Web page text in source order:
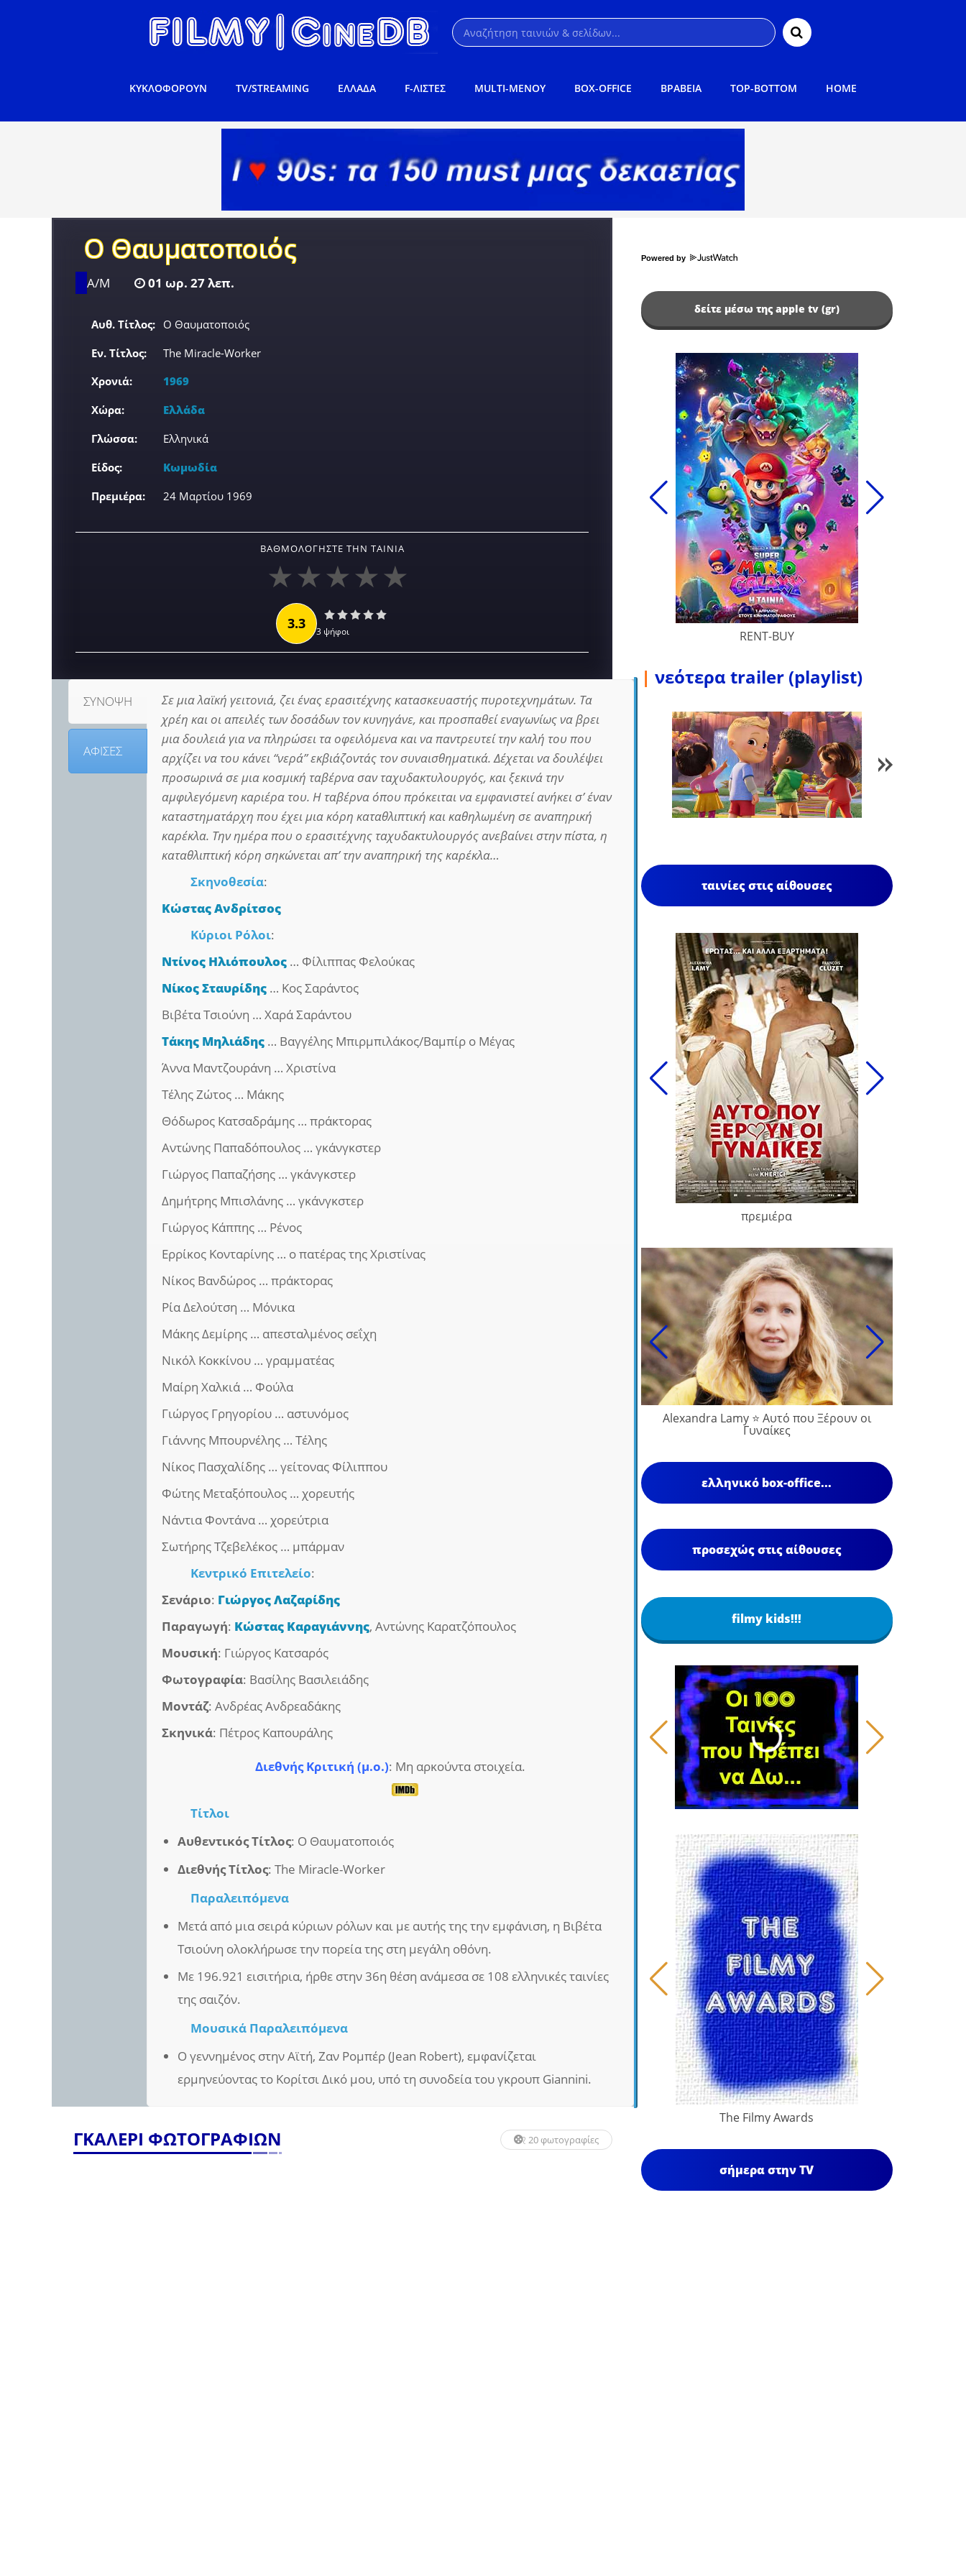
ΚΥΚΛΟΦΟΡΟΥΝ TV/STREAMING ΕΛΛΑΔΑ F-ΛΙΣΤΕΣ MULTI-ΜΕΝΟΥ BOX-OFFICE ΒΡΑΒΕΙΑ TOP-BOTTOM HOME
Ο Θαυματοποιός
Α/Μ 01 ωρ. 27 λεπ.
Αυθ. Τίτλος: Ο Θαυματοποιός
Εν. Τίτλος:
The Miracle-Worker
Χρονιά:
1969
Χώρα:
Ελλάδα
Γλώσσα:
Ελληνικά
Είδος:
Κωμωδία
Πρεμιέρα:
24 Μαρτίου 1969
ΒΑΘΜΟΛΟΓΉΣΤΕ ΤΗΝ ΤΑΙΝΊΑ
3.3 3 ψήφοι
ΣΥΝΟΨΗ
ΑΦΙΣΕΣ
Σε μια λαϊκή γειτονιά, ζει ένας ερασιτέχνης κατασκευαστής πυροτεχνημάτων. Τα
χρέη και οι απειλές των δοσάδων τον κυνηγάνε, και προσπαθεί εναγωνίως να βρει
μια δουλειά για να πληρώσει τα οφειλόμενα και να παντρευτεί την καλή του που
αρχίζει να του κάνει “νερά” εκβιάζοντάς τον συναισθηματικά. Δέχεται να δουλέψει
προσωρινά σε μια κοσμική ταβέρνα σαν ταχυδακτυλουργός, και ξεκινά την
αμφιλεγόμενη καριέρα του. Η ταβέρνα όπου πρόκειται να εμφανιστεί ανήκει σ’ έναν
καταστηματάρχη που έχει μια κόρη καταθλιπτική και καθηλωμένη σε αναπηρική
καρέκλα. Την ημέρα που ο ερασιτέχνης ταχυδακτυλουργός ανεβαίνει στην πίστα, η
καταθλιπτική κόρη σηκώνεται απ’ την αναπηρική της καρέκλα…
Σκηνοθεσία:
Κώστας Ανδρίτσος
Κύριοι Ρόλοι:
Ντίνος Ηλιόπουλος … Φίλιππας Φελούκας
Νίκος Σταυρίδης … Κος Σαράντος
Βιβέτα Τσιούνη … Χαρά Σαράντου
Τάκης Μηλιάδης … Βαγγέλης Μπιρμπιλάκος/Βαμπίρ ο Μέγας
Άννα Μαντζουράνη … Χριστίνα
Τέλης Ζώτος … Μάκης
Θόδωρος Κατσαδράμης … πράκτορας
Αντώνης Παπαδόπουλος … γκάνγκστερ
Γιώργος Παπαζήσης … γκάνγκστερ
Δημήτρης Μπισλάνης … γκάνγκστερ
Γιώργος Κάππης … Ρένος
Ερρίκος Κονταρίνης … ο πατέρας της Χριστίνας
Νίκος Βανδώρος … πράκτορας
Ρία Δελούτση … Μόνικα
Μάκης Δεμίρης … απεσταλμένος σεΐχη
Νικόλ Κοκκίνου … γραμματέας
Μαίρη Χαλκιά … Φούλα
Γιώργος Γρηγορίου … αστυνόμος
Γιάννης Μπουρνέλης … Τέλης
Νίκος Πασχαλίδης … γείτονας Φίλιππου
Φώτης Μεταξόπουλος … χορευτής
Νάντια Φοντάνα … χορεύτρια
Σωτήρης Τζεβελέκος … μπάρμαν
Κεντρικό Επιτελείο:
Σενάριο: Γιώργος Λαζαρίδης
Παραγωγή: Κώστας Καραγιάννης, Αντώνης Καρατζόπουλος
Μουσική: Γιώργος Κατσαρός
Φωτογραφία: Βασίλης Βασιλειάδης
Μοντάζ: Ανδρέας Ανδρεαδάκης
Σκηνικά: Πέτρος Καπουράλης
Διεθνής Κριτική (μ.ο.): Μη αρκούντα στοιχεία.
Τίτλοι
Αυθεντικός Τίτλος: Ο Θαυματοποιός
Διεθνής Τίτλος: The Miracle-Worker
Παραλειπόμενα
Μετά από μια σειρά κύριων ρόλων και με αυτής της την εμφάνιση, η Βιβέτα
Τσιούνη ολοκλήρωσε την πορεία της στη μεγάλη οθόνη.
Με 196.921 εισιτήρια, ήρθε στην 36η θέση ανάμεσα σε 108 ελληνικές ταινίες
της σαιζόν.
Μουσικά Παραλειπόμενα
Ο γεννημένος στην Αϊτή, Ζαν Ρομπέρ (Jean Robert), εμφανίζεται
ερμηνεύοντας το Κορίτσι Δικό μου, υπό τη συνοδεία του γκρουπ Giannini.
ΓΚΑΛΕΡΙ ΦΩΤΟΓΡΑΦΙΩΝ 20 φωτογραφίες
Powered by
δείτε μέσω της apple tv (gr)
RENT-BUY
| νεότερα trailer (playlist)
1/85
ταινίες στις αίθουσες
πρεμιέρα
Alexandra Lamy ⭐ Αυτό που Ξέρουν οι
Γυναίκες
ελληνικό box-office...
προσεχώς στις αίθουσες
filmy kids!!!
The Filmy Awards
σήμερα στην TV